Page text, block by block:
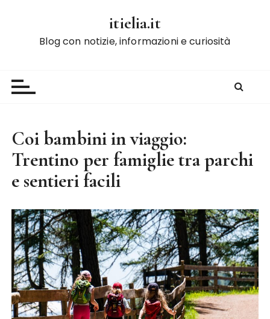
itielia.it
Blog con notizie, informazioni e curiosità
Coi bambini in viaggio:
Trentino per famiglie tra parchi
e sentieri facili